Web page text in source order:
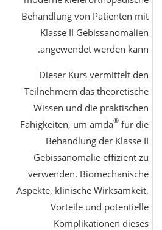
Behandlung von Patienten mit
Klasse II Gebissanomalien
angewendet werden kann.
Dieser Kurs vermittelt den
Teilnehmern das theoretische
Wissen und die praktischen
Fähigkeiten, um amda® für die
Behandlung der Klasse II
Gebissanomalie effizient zu
verwenden. Biomechanische
Aspekte, klinische Wirksamkeit,
Vorteile und potentielle
Komplikationen dieses